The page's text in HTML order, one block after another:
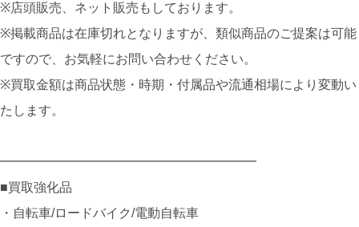
※店頭販売、ネット販売もしております。
※掲載商品は在庫切れとなりますが、類似商品のご提案は可能
ですので、お気軽にお問い合わせください。
※買取金額は商品状態・時期・付属品や流通相場により変動い
たします。
━━━━━━━━━━━━━━━━━━━━
■買取強化品
・自転車/ロードバイク/電動自転車